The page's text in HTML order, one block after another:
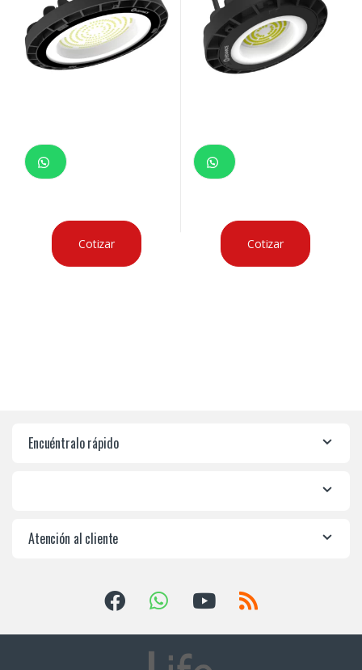
Cotizar Cotizar
Encuéntralo rápido
Atención al cliente